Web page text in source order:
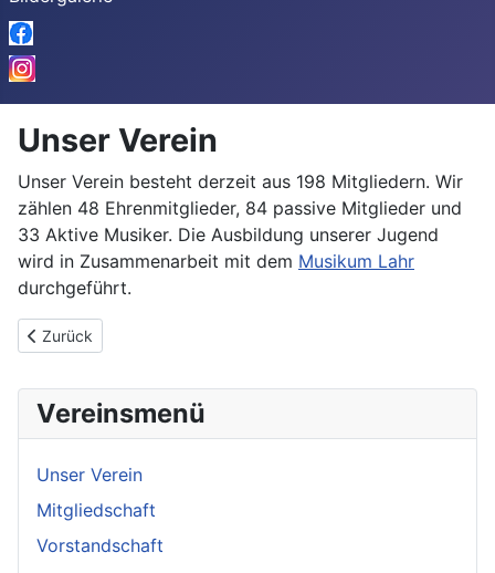
Link_Instagram
Vereinsmenü
Unser Verein
Mitgliedschaft
Vorstandschaft
Unser Verein
Unser Verein besteht derzeit aus 198 Mitgliedern. Wir
zählen 48 Ehrenmitglieder, 84 passive Mitglieder und
33 Aktive Musiker. Die Ausbildung unserer Jugend
wird in Zusammenarbeit mit dem Musikum Lahr
durchgeführt.
Vorheriger Beitrag: Mitgliedschaft
Zurück